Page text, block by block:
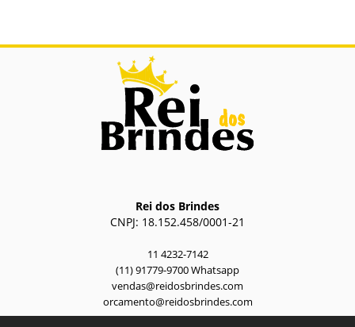
Rei dos Brindes
CNPJ: 18.152.458/0001-21
11 4232-7142
(11) 91779-9700 Whatsapp
vendas@reidosbrindes.com
orcamento@reidosbrindes.com